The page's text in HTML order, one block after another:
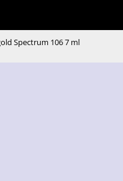
Spectrum 106 7 ml